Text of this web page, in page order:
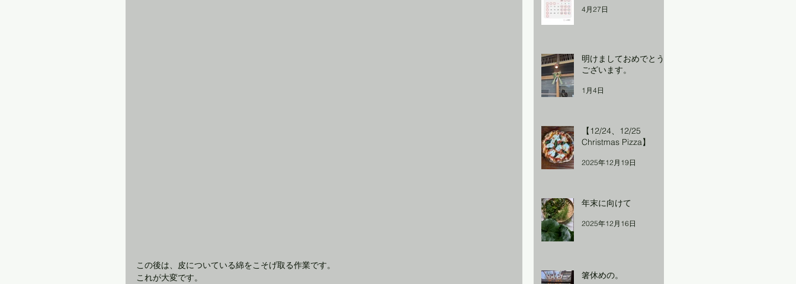
この後は、皮についている綿をこそげ取る作業です。
これが大変です。
4月27日
明けましておめでとう
ございます。
1月4日
【12/24、12/25
Christmas Pizza】
2025年12月19日
年末に向けて
2025年12月16日
箸休めの。